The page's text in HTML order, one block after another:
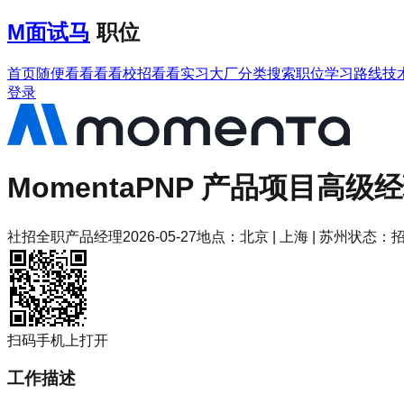
M面试马 职位
首页随便看看看看校招看看实习大厂分类搜索职位学习路线技
登录
MomentaPNP 产品项目高级
社招全职产品经理2026-05-27地点： 北京 | 上海 | 苏州状态：
扫码手机上打开
工作描述